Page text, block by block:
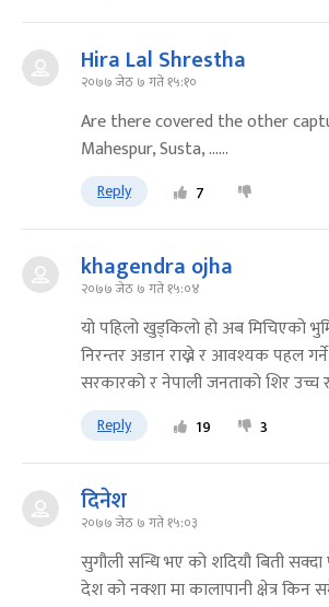
Hira Lal Shrestha
२०७७ जेठ ७ गते १५:१०
Are there covered the other
Mahespur, Susta, ......
Reply 7
khagendra ojha
२०७७ जेठ ७ गते १५:०४
यो पहिलो खुड्किलो हो अब मिचिएको
निरन्तर अडान राख्ने र आवश्यक पहल
सरकारको र नेपाली जनताको शिर उच्च
Reply 19 3
दिनेश
२०७७ जेठ ७ गते १५:०३
सुगौली सन्धि भए को शदियौ बिती सक्दा
देश को नक्शा मा कालापानी क्षेत्र किन